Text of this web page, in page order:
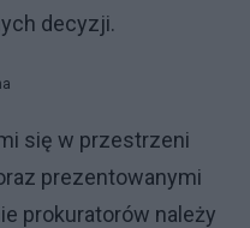
decyzji.
się w przestrzeni
prezentowanymi
prokuratorów należy